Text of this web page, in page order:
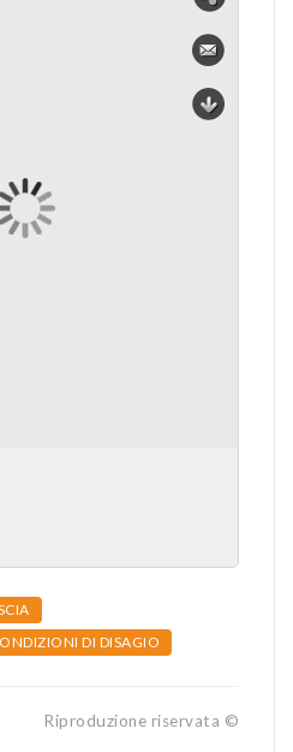
DI DISAGIO
Riproduzione riservata ©